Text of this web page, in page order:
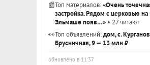
📰Топ материалов:«Очень
застройка. Рядом с церковью на
Эльмаше появ…» • 27 читают
👀Топ объявлений:дом, с.
Брусничная, 9 — 13 млн ₽
обновлено в 11:37